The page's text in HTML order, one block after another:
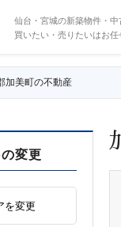
仙台・宮城の新築物件・
買いたい・売りたいはお
加美町の不動産
変更
を変更